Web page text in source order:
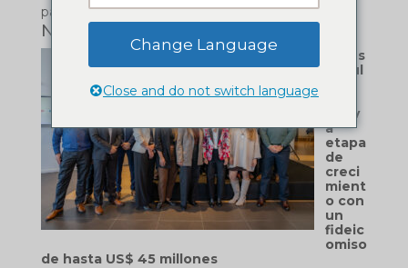
para localizar la entrada.
Noticias recientes
Altius
impul
nuev
a
etapa
de
creci
mient
o con
un
fideic
omiso
de hasta US$ 45 millones
Change Language
Close and do not switch language